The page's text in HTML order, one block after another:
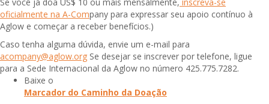
Se você já doa US$ 10 ou mais mensalmente, inscreva-se
oficialmente na A-Company para expressar seu apoio contínuo à
Aglow e começar a receber benefícios.)
Caso tenha alguma dúvida, envie um e-mail para
acompany@aglow.org Se desejar se inscrever por telefone, ligue
para a Sede Internacional da Aglow no número 425.775.7282.
Baixe o
Marcador do Caminho da Doação